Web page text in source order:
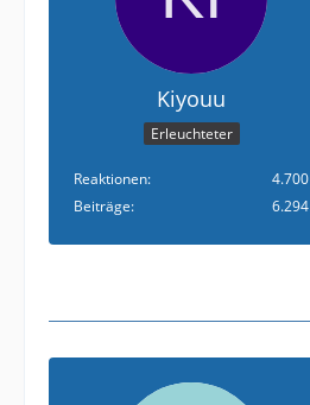
Kiyouu
Erleuchteter
Reaktionen
4.700
Beiträge
6.294